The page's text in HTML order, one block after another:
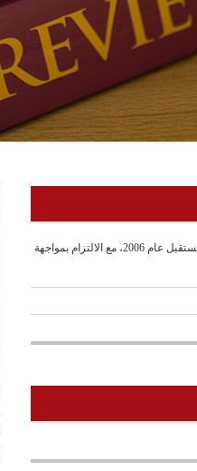
تأسست كلية طب الفم والأسنان، جامعة المستقبل عام 2006، مع الالتزام بمواجهة